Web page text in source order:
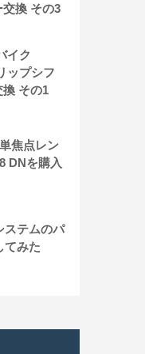
交換 その3
イク
ップシフ
換 その1
焦点レン
DNを購入
ステムのパ
てみた